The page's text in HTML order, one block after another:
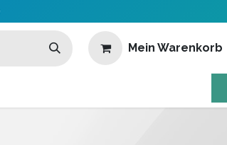
Mein Warenkorb